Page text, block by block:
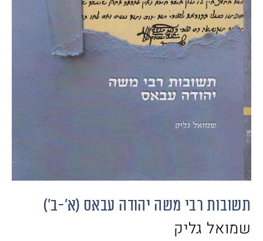
תשובות רבי משה יהודה עבאס (א'-ב')
שמואל גליק